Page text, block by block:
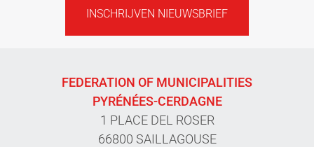
INSCHRIJVEN NIEUWSBRIEF
FEDERATION OF MUNICIPALITIES
PYRÉNÉES-CERDAGNE
1 PLACE DEL ROSER
66800 SAILLAGOUSE